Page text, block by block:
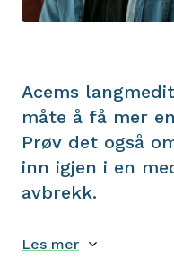
Acems
måte å få mer
Prøv det også
inn igjen i en
avbrekk.
Les mer